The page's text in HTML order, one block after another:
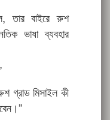
তার বাইরে রুশ
ভাষা ব্যবহার
গ্রাড মিসাইল কী